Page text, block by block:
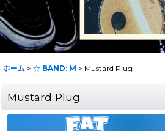
ホーム > ☆ BAND: M > Mustard Plug
Mustard Plug